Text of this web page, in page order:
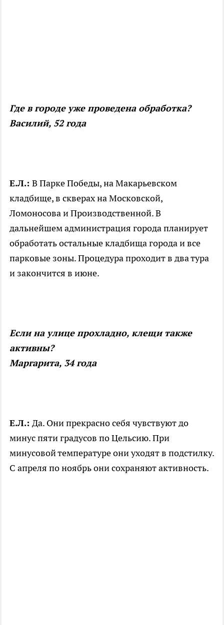
Где в городе уже проведена обработка?
Василий, 52 года
Е.Л.: В Парке Победы, на Макарьевском
кладбище, в скверах на Московской,
Ломоносова и Производственной. В
дальнейшем администрация города планирует
обработать остальные кладбища города и все
парковые зоны. Процедура проходит в два тура
и закончится в июне.
Если на улице прохладно, клещи также
активны?
Маргарита, 34 года
Е.Л.: Да. Они прекрасно себя чувствуют до
минус пяти градусов по Цельсию. При
минусовой температуре они уходят в подстилку.
С апреля по ноябрь они сохраняют активность.